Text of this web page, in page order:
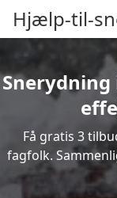
Hjælp-til-
Snerydning
Få gratis 3
fagfolk.